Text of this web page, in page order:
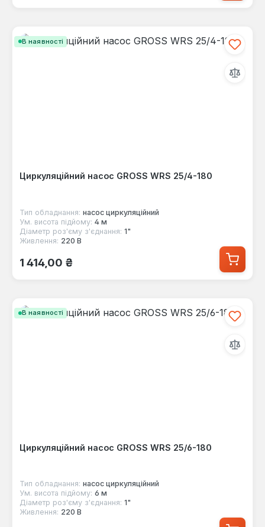
В наявності
Циркуляційний насос GROSS WRS 25/4-180
Тип обладнання: насос циркуляційний
Ум. висота підйому: 4 м
Діаметр роз'єму з'єднання: 1"
Живлення: 220 В
Звичайна ціна:
1 414,00 ₴
В наявності
Циркуляційний насос GROSS WRS 25/6-180
Тип обладнання: насос циркуляційний
Ум. висота підйому: 6 м
Діаметр роз'єму з'єднання: 1"
Живлення: 220 В